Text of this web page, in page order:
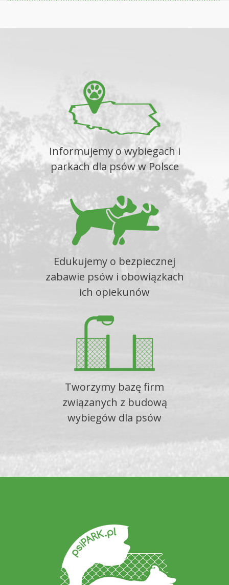
Informujemy o wybiegach i
parkach dla psów w Polsce
Edukujemy o bezpiecznej
zabawie psów i obowiązkach
ich opiekunów
Tworzymy bazę firm
związanych z budową
wybiegów dla psów